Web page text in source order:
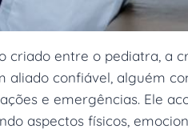
criado entre o pediatra, a
aliado confiável, alguém
e emergências. Ele
aspectos físicos,